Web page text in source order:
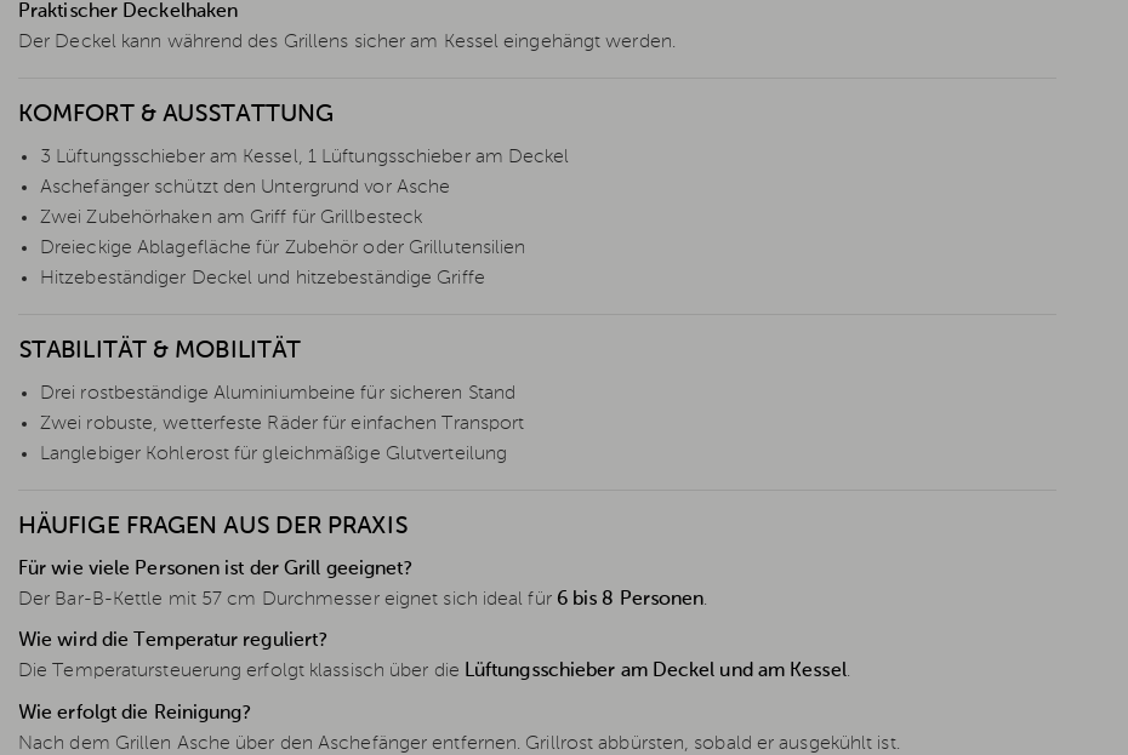
Praktischer Deckelhaken
Der Deckel kann während des Grillens sicher am Kessel eingehängt werden.
KOMFORT & AUSSTATTUNG
3 Lüftungsschieber am Kessel, 1 Lüftungsschieber am Deckel
Aschefänger schützt den Untergrund vor Asche
Zwei Zubehörhaken am Griff für Grillbesteck
Dreieckige Ablagefläche für Zubehör oder Grillutensilien
Hitzebeständiger Deckel und hitzebeständige Griffe
STABILITÄT & MOBILITÄT
Drei rostbeständige Aluminiumbeine für sicheren Stand
Zwei robuste, wetterfeste Räder für einfachen Transport
Langlebiger Kohlerost für gleichmäßige Glutverteilung
HÄUFIGE FRAGEN AUS DER PRAXIS
Für wie viele Personen ist der Grill geeignet?
Der Bar-B-Kettle mit 57 cm Durchmesser eignet sich ideal für 6 bis 8 Personen.
Wie wird die Temperatur reguliert?
Die Temperatursteuerung erfolgt klassisch über die Lüftungsschieber am Deckel und am Kessel.
Wie erfolgt die Reinigung?
Nach dem Grillen Asche über den Aschefänger entfernen. Grillrost abbürsten, sobald er ausgekühlt ist.